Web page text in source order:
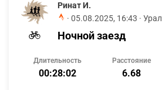
Ринат И.
· 05.08.2025, 16:43 · Урал
Ночной заезд
Длительность
00:28:02
Расстояние
6.68